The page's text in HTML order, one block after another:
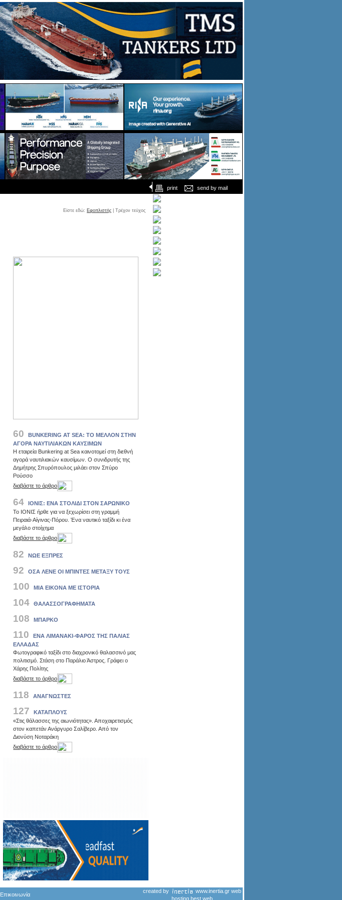
print send by mail
Είστε εδώ: Εφοπλιστής | Τρέχον τεύχος
60
BUNKERING AT SEA: ΤΟ ΜΕΛΛΟΝ ΣΤΗΝ
ΑΓΟΡΑ ΝΑΥΤΙΛΙΑΚΩΝ ΚΑΥΣΙΜΩΝ
Η εταιρεία Bunkering at Sea καινοτομεί στη διεθνή
αγορά ναυτιλιακών καυσίμων. Ο συνιδρυτής της
Δημήτρης Σπυρόπουλος μιλάει στον Σπύρο
Ρούσσο
διαβάστε το άρθρο
64
ΙΟΝΙΣ: EΝΑ ΣΤΟΛΙΔΙ ΣΤΟΝ ΣΑΡΩΝΙΚΟ
Το ΙΟΝΙΣ ήρθε για να ξεχωρίσει στη γραμμή
Πειραιά-Αίγινας-Πόρου. Ένα ναυτικό ταξίδι κι ένα
μεγάλο στοίχημα
διαβάστε το άρθρο
82 ΝΩΕ ΕΞΠΡΕΣ
92 ΟΣΑ ΛΕΝΕ ΟΙ ΜΠΙΝΤΕΣ ΜΕΤΑΞΥ ΤΟΥΣ
100 ΜΙΑ ΕΙΚΟΝΑ ΜΕ ΙΣΤΟΡΙΑ
104 ΘΑΛΑΣΣΟΓΡΑΦΗΜΑΤΑ
108 ΜΠΑΡΚΟ
110
ΕΝΑ ΛΙΜΑΝΑΚΙ-ΦΑΡΟΣ ΤΗΣ ΠΑΛΙΑΣ
ΕΛΛΑΔΑΣ
Φωτογραφικό ταξίδι στο διαχρονικό θαλασσινό μας
πολιτισμό. Στάση στο Παράλιο Άστρος. Γράφει ο
Χάρης Πολίτης
διαβάστε το άρθρο
118 ΑΝΑΓΝΩΣΤΕΣ
127
ΚΑΤΑΠΛΟΥΣ
«Στις θάλασσες της αιωνιότητας». Αποχαιρετισμός
στον καπετάν Ανάργυρο Σαλίβερο. Από τον
Διονύση Νοταράκη
διαβάστε το άρθρο
Επικοινωνία
created by www.inertia.gr web
hosting best web